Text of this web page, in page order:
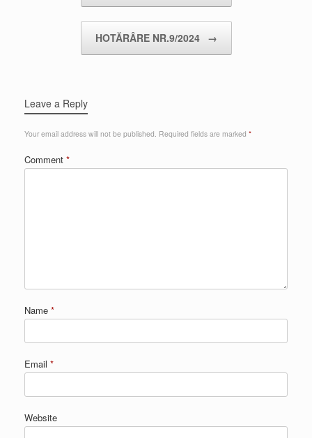
HOTĂRÂRE NR.9/2024 →
Leave a Reply
Your email address will not be published. Required fields are marked *
Comment *
Name *
Email *
Website